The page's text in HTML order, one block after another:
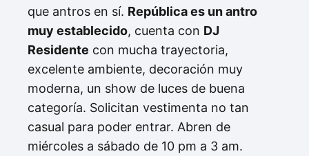
que antros en sí. República es un antro
muy establecido, cuenta con DJ
Residente con mucha trayectoria,
excelente ambiente, decoración muy
moderna, un show de luces de buena
categoría. Solicitan vestimenta no tan
casual para poder entrar. Abren de
miércoles a sábado de 10 pm a 3 am.